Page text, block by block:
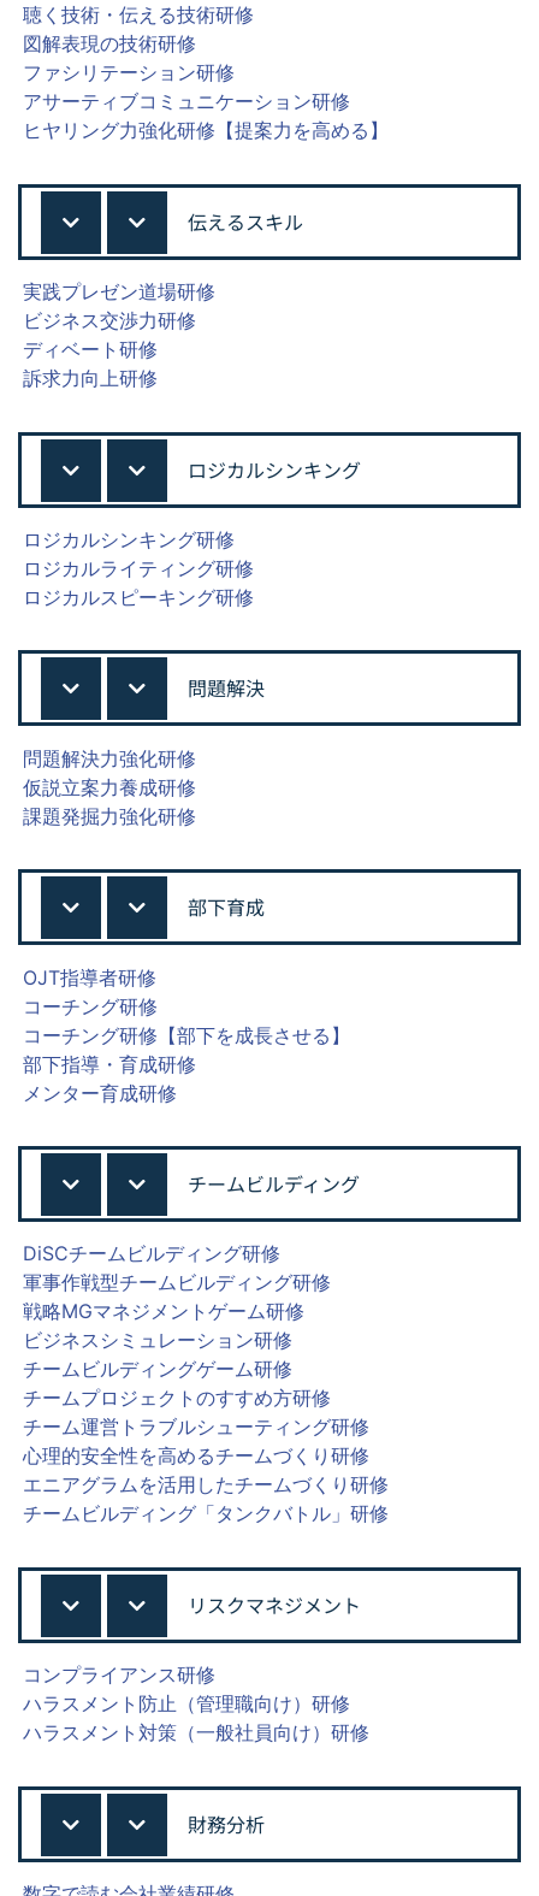
聴く技術・伝える技術研修
図解表現の技術研修
ファシリテーション研修
アサーティブコミュニケーション研修
ヒヤリング力強化研修【提案力を高める】
伝えるスキル
実践プレゼン道場研修
ビジネス交渉力研修
ディベート研修
訴求力向上研修
ロジカルシンキング
ロジカルシンキング研修
ロジカルライティング研修
ロジカルスピーキング研修
問題解決
問題解決力強化研修
仮説立案力養成研修
課題発掘力強化研修
部下育成
OJT指導者研修
コーチング研修
コーチング研修【部下を成長させる】
部下指導・育成研修
メンター育成研修
チームビルディング
DiSCチームビルディング研修
軍事作戦型チームビルディング研修
戦略MGマネジメントゲーム研修
ビジネスシミュレーション研修
チームビルディングゲーム研修
チームプロジェクトのすすめ方研修
チーム運営トラブルシューティング研修
心理的安全性を高めるチームづくり研修
エニアグラムを活用したチームづくり研修
チームビルディング「タンクバトル」研修
リスクマネジメント
コンプライアンス研修
ハラスメント防止（管理職向け）研修
ハラスメント対策（一般社員向け）研修
財務分析